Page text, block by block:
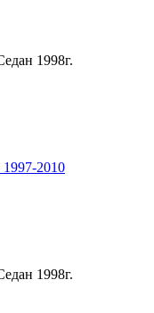
1998г.
2010
1998г.